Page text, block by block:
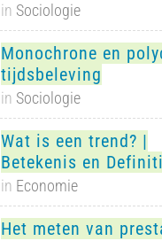
in Sociologie
Monochrone en
tijdsbeleving
in Sociologie
Wat is een trend? |
Betekenis en
in Economie
Het meten van